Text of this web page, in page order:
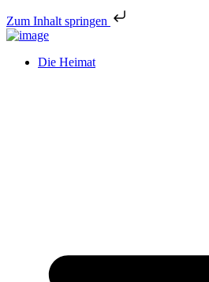
Zum Inhalt springen
Die Heimat